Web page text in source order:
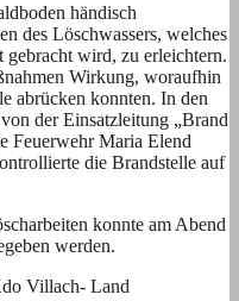
händisch
des Löschwassers, welches
gebracht wird, zu erleichtern.
Wirkung, woraufhin
abrücken konnten. In den
der Einsatzleitung „Brand
Feuerwehr Maria Elend
die Brandstelle auf
konnte am Abend
werden.
Villach- Land